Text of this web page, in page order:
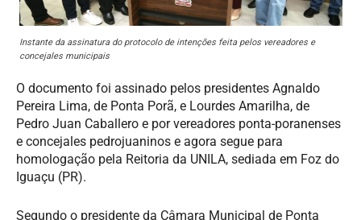
Instante da assinatura do protocolo de intenções feita pelos vereadores e
concejales municipais
O documento foi assinado pelos presidentes Agnaldo
Pereira Lima, de Ponta Porã, e Lourdes Amarilha, de
Pedro Juan Caballero e por vereadores ponta-poranenses
e concejales pedrojuaninos e agora segue para
homologação pela Reitoria da UNILA, sediada em Foz do
Iguaçu (PR).
Segundo o presidente da Câmara Municipal de Ponta